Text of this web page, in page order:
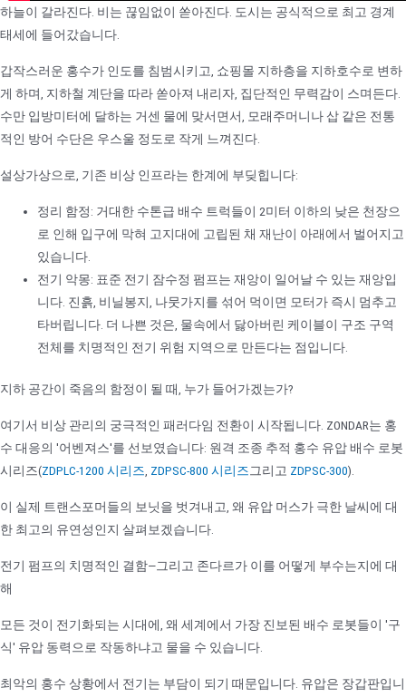
하늘이 갈라진다. 비는 끊임없이 쏟아진다. 도시는 공식적으로 최고 경계
태세에 들어갔습니다.
갑작스러운 홍수가 인도를 침범시키고, 쇼핑몰 지하층을 지하호수로 변하
게 하며, 지하철 계단을 따라 쏟아져 내리자, 집단적인 무력감이 스며든다.
수만 입방미터에 달하는 거센 물에 맞서면서, 모래주머니나 삽 같은 전통
적인 방어 수단은 우스울 정도로 작게 느껴진다.
설상가상으로, 기존 비상 인프라는 한계에 부딪힙니다:
정리 함정: 거대한 수톤급 배수 트럭들이 2미터 이하의 낮은 천장으
로 인해 입구에 막혀 고지대에 고립된 채 재난이 아래에서 벌어지고
있습니다.
전기 악몽: 표준 전기 잠수정 펌프는 재앙이 일어날 수 있는 재앙입
니다. 진흙, 비닐봉지, 나뭇가지를 섞어 먹이면 모터가 즉시 멈추고
타버립니다. 더 나쁜 것은, 물속에서 닳아버린 케이블이 구조 구역
전체를 치명적인 전기 위험 지역으로 만든다는 점입니다.
지하 공간이 죽음의 함정이 될 때, 누가 들어가겠는가?
여기서 비상 관리의 궁극적인 패러다임 전환이 시작됩니다. ZONDAR는 홍
수 대응의 '어벤져스'를 선보였습니다: 원격 조종 추적 홍수 유압 배수 로봇
시리즈(ZDPLC-1200 시리즈 ZDPSC-800 시리즈그리고 ZDPSC-300).
이 실제 트랜스포머들의 보닛을 벗겨내고, 왜 유압 머스가 극한 날씨에 대
한 최고의 유연성인지 살펴보겠습니다.
전기 펌프의 치명적인 결함—그리고 존다르가 이를 어떻게 부수는지에 대
해
모든 것이 전기화되는 시대에, 왜 세계에서 가장 진보된 배수 로봇들이 '구
식' 유압 동력으로 작동하냐고 물을 수 있습니다.
최악의 홍수 상황에서 전기는 부담이 되기 때문입니다. 유압은 장갑판입니